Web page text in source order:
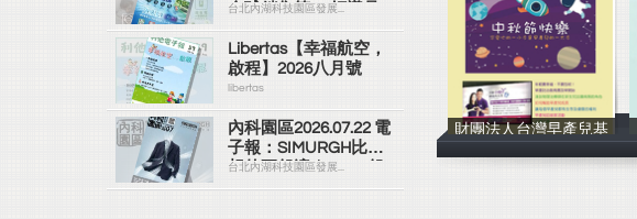
財團法人台灣早產兒基
財團法人台灣早
全球銷售第一 領導品
牌
台北內湖科技園區發展...
Libertas【幸福航空，
啟程】2026八月號
libertas
內科園區2026.07.22 電
子報：SIMURGH比你
想的更舒適｜Su-Si 舒
仕裝 都會日常輕鬆穿
台北內湖科技園區發展...